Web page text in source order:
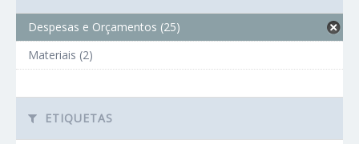
Despesas e Orçamentos (25)
Materiais (2)
ETIQUETAS